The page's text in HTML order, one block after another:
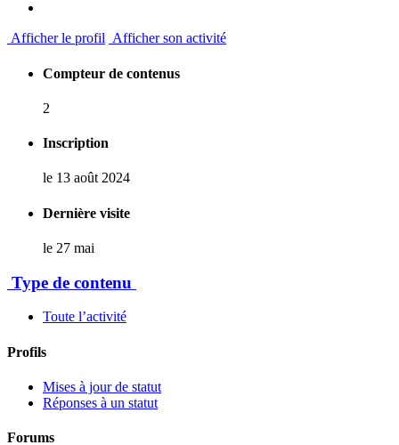
Afficher le profil Afficher son activité
Compteur de contenus
2
Inscription
le 13 août 2024
Dernière visite
le 27 mai
Type de contenu
Toute l’activité
Profils
Mises à jour de statut
Réponses à un statut
Forums